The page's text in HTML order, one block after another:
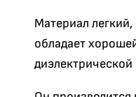
Материал
обладает